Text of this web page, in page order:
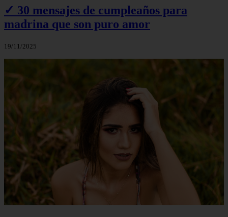
✓ 30 mensajes de cumpleaños para
madrina que son puro amor
19/11/2025